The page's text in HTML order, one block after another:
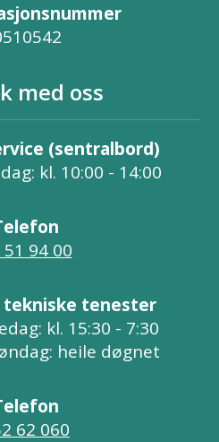
med oss
(sentralbord)
kl. 10:00 - 14:00
51 94 00
tenester
kl. 15:30 - 7:30
heile døgnet
62 060